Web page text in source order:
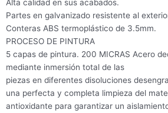
Alta calidad en sus acabados.
Partes en galvanizado resistente al
Conteras ABS termoplástico de 3.5mm.
PROCESO DE PINTURA
5 capas de pintura. 200 MICRAS Acero
mediante inmersión total de las
piezas en diferentes disoluciones
una perfecta y completa limpieza del
antioxidante para garantizar un